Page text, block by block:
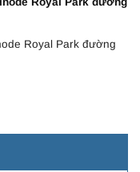
Royal Park đường